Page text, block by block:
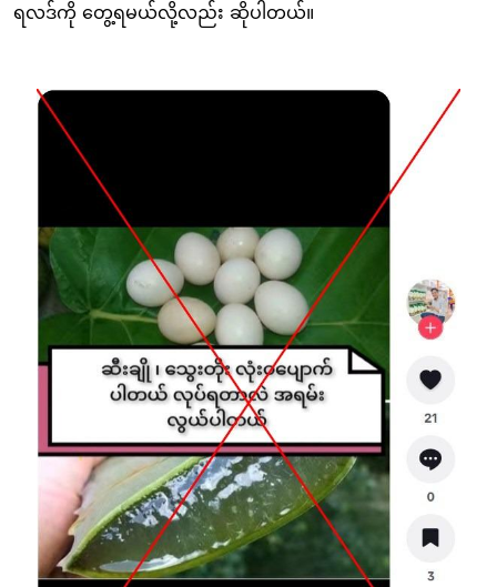
ရလဒ်ကို တွေ့ရမယ်လို့လည်း ဆိုပါတယ်။
Image